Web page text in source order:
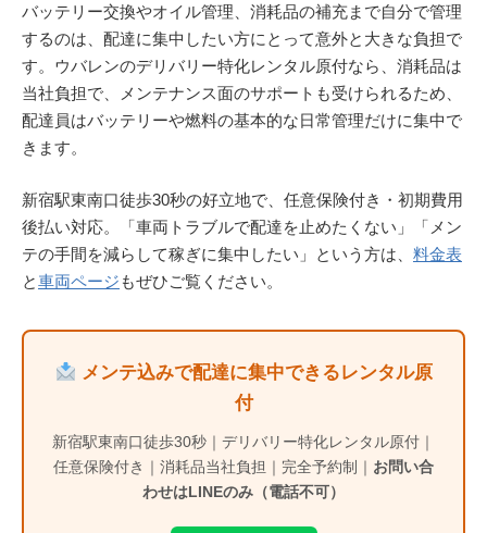
バッテリー交換やオイル管理、消耗品の補充まで自分で管理
するのは、配達に集中したい方にとって意外と大きな負担で
す。ウバレンのデリバリー特化レンタル原付なら、消耗品は
当社負担で、メンテナンス面のサポートも受けられるため、
配達員はバッテリーや燃料の基本的な日常管理だけに集中で
きます。
新宿駅東南口徒歩30秒の好立地で、任意保険付き・初期費用
後払い対応。「車両トラブルで配達を止めたくない」「メン
テの手間を減らして稼ぎに集中したい」という方は、 料金表
と車両ページ もぜひご覧ください。
メンテ込みで配達に集中できるレンタル原
付
新宿駅東南口徒歩30秒｜デリバリー特化レンタル原付｜
任意保険付き｜消耗品当社負担｜完全予約制｜ お問い合
わせはLINEのみ（電話不可）